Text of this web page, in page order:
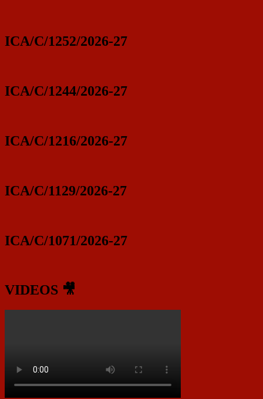
ICA/C/1252/2026-27
ICA/C/1244/2026-27
ICA/C/1216/2026-27
ICA/C/1129/2026-27
ICA/C/1071/2026-27
VIDEOS 🎥